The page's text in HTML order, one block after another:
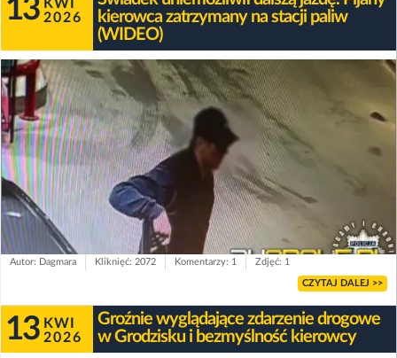
13 KWI
2026
kierowca zatrzymany na stacji paliw
(WIDEO)
Autor: Dagmara Kliknięć: 2072 Komentarzy: 1 Zdjęć: 1
CZYTAJ DALEJ >>
13 KWI
2026
Groźnie wyglądające zdarzenie drogowe
w Grodzisku i bezmyślność kierowcy